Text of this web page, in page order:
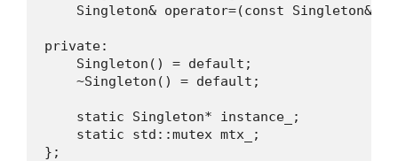
Singleton& operator=(const Singleton&)
private:
    Singleton() = default;
    ~Singleton() = default;
    static Singleton* instance_;
    static std::mutex mtx_;
};